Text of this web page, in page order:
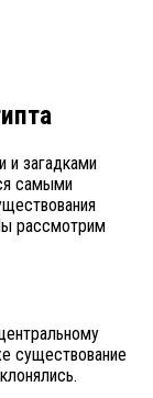
и загадками
самыми
рассмотрим
существование